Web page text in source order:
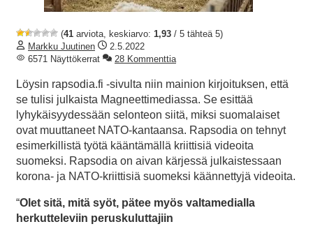
(41 arviota, keskiarvo: 1,93 / 5 tähteä 5)
Markku Juutinen
2.5.2022
6571 Näyttökerrat
28 Kommenttia
Löysin rapsodia.fi -sivulta niin mainion kirjoituksen, että
se tulisi julkaista Magneettimediassa. Se esittää
lyhykäisyydessään selonteon siitä, miksi suomalaiset
ovat muuttaneet NATO-kantaansa. Rapsodia on tehnyt
esimerkillistä työtä kääntämällä kriittisiä videoita
suomeksi. Rapsodia on aivan kärjessä julkaistessaan
korona- ja NATO-kriittisiä suomeksi käännettyjä videoita.
“Olet sitä, mitä syöt, pätee myös valtamedialla
herkutteleviin peruskuluttajiin